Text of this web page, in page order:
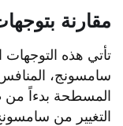
مقارنة
تأتي هذه التوجهات
سامسونج،
المسطحة بدءاً
التغيير من